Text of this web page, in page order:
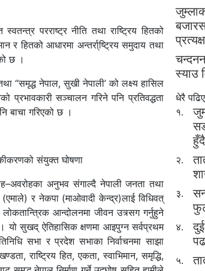
परराष्ट्र नीति तथा राष्ट्रिय हितको
र हितको आधारमा अन्तर्रा्ष्ट्रिय समुदाय तथा
छ ।
“समृद्ध नेपाल, सुखी नेपाली’ को लक्ष्य हासिल
सञ्चालन गरिने पनि प्रतिवद्धता
बाचा गरिएको छ ।
संयुक्त घोषणा
अनुभव संगाल्दै नेपाली जनता तथा
र नेकपा (माओवादी केन्द्र)लाई विधिवत्
आन्दोलनमा जीवन उत्र्सग गर्नुहुने
यो सुखद् ऐतिहासिक क्षणमा आइपुग्न सर्वप्रथम
सभा र प्रदेश सभाका निर्वाचनमा साझा
राष्ट्रिय हित, एकता, स्वाभिमान, समृद्धि,
स्याउ
धेरै
१.
हुँदै
२.
३.
४.
५.